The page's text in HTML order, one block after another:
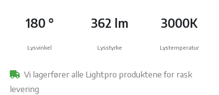
180 °
Lysvinkel
362 lm
Lysstyrke
3000K
Lystemperatur
Vi lagerfører alle Lightpro produktene for rask
levering